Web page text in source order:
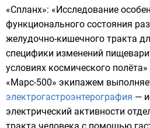
«Спланх»: «Исследование
функционального состояния
желудочно-кишечного тракта
специфики изменений
условиях космического
«Марс-500» экипажем
электрогастроэнтерография —
электрический активности